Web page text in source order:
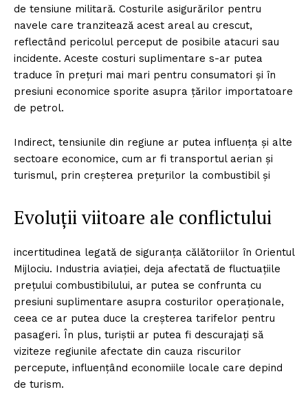
de tensiune militară. Costurile asigurărilor pentru
navele care tranzitează acest areal au crescut,
reflectând pericolul perceput de posibile atacuri sau
incidente. Aceste costuri suplimentare s-ar putea
traduce în prețuri mai mari pentru consumatori și în
presiuni economice sporite asupra țărilor importatoare
de petrol.
Indirect, tensiunile din regiune ar putea influența și alte
sectoare economice, cum ar fi transportul aerian și
turismul, prin creșterea prețurilor la combustibil și
Evoluții viitoare ale conflictului
incertitudinea legată de siguranța călătoriilor în Orientul
Mijlociu. Industria aviației, deja afectată de fluctuațiile
prețului combustibilului, ar putea se confrunta cu
presiuni suplimentare asupra costurilor operaționale,
ceea ce ar putea duce la creșterea tarifelor pentru
pasageri. În plus, turiștii ar putea fi descurajați să
viziteze regiunile afectate din cauza riscurilor
percepute, influențând economiile locale care depind
de turism.